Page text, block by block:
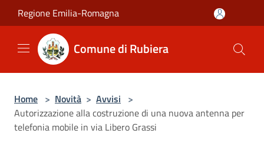
Salta al contenuto principale
Regione Emilia-Romagna
Comune di Rubiera
Home > Novità > Avvisi >
Autorizzazione alla costruzione di una nuova antenna per
telefonia mobile in via Libero Grassi